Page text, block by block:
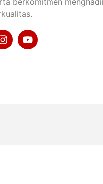
berkomitmen